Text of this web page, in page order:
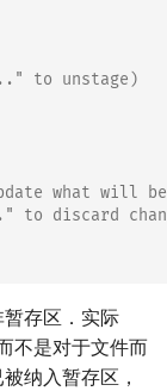
to unstage)
what will
to discard
存区．实际
不是对于文件而
纳入暂存区，